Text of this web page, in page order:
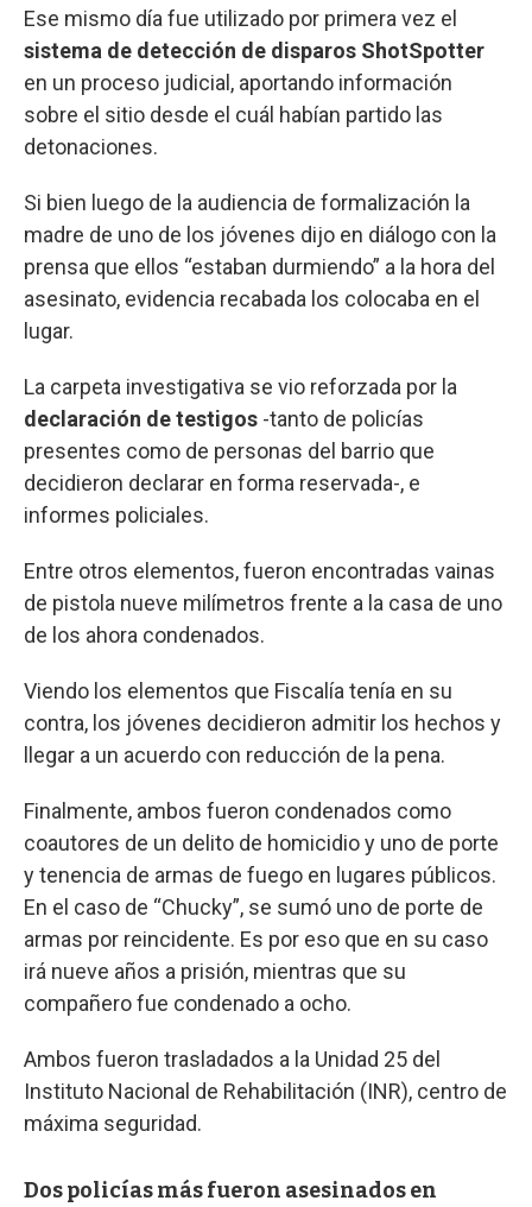
Ese mismo día fue utilizado por primera vez el
sistema de detección de disparos ShotSpotter
en un proceso judicial, aportando información
sobre el sitio desde el cuál habían partido las
detonaciones.
Si bien luego de la audiencia de formalización la
madre de uno de los jóvenes dijo en diálogo con la
prensa que ellos “estaban durmiendo” a la hora del
asesinato, evidencia recabada los colocaba en el
lugar.
La carpeta investigativa se vio reforzada por la
declaración de testigos -tanto de policías
presentes como de personas del barrio que
decidieron declarar en forma reservada-, e
informes policiales.
Entre otros elementos, fueron encontradas vainas
de pistola nueve milímetros frente a la casa de uno
de los ahora condenados.
Viendo los elementos que Fiscalía tenía en su
contra, los jóvenes decidieron admitir los hechos y
llegar a un acuerdo con reducción de la pena.
Finalmente, ambos fueron condenados como
coautores de un delito de homicidio y uno de porte
y tenencia de armas de fuego en lugares públicos.
En el caso de “Chucky”, se sumó uno de porte de
armas por reincidente. Es por eso que en su caso
irá nueve años a prisión, mientras que su
compañero fue condenado a ocho.
Ambos fueron trasladados a la Unidad 25 del
Instituto Nacional de Rehabilitación (INR), centro de
máxima seguridad.
Dos policías más fueron asesinados en